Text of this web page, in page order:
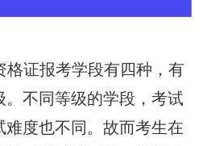
格证报考学段有四种，有
不同等级的学段，考试
难度也不同。故而考生在